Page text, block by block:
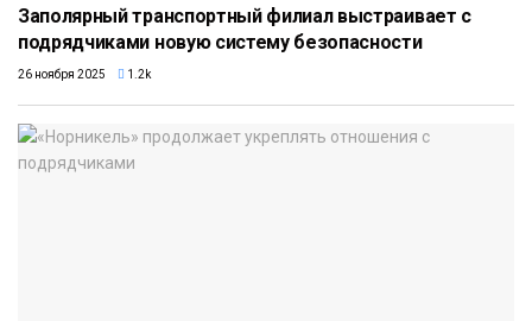
Заполярный транспортный филиал выстраивает с
подрядчиками новую систему безопасности
26 ноября 2025 1.2k